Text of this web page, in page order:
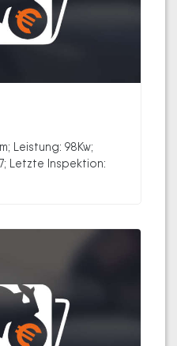
Leistung: 98Kw;
Letzte Inspektion: